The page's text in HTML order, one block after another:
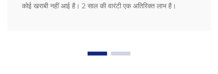
कोई खराबी नहीं आई है। 2 साल की वारंटी एक अतिरिक्त लाभ है।